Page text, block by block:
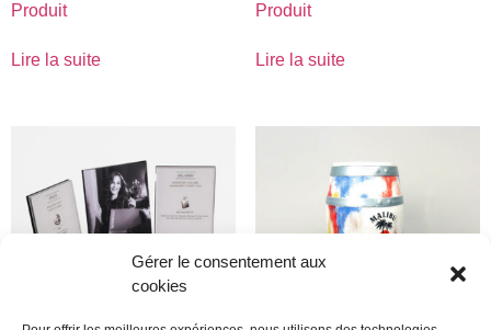
Gérer le consentement aux
cookies
Produit
Lire la suite
Produit
Lire la suite